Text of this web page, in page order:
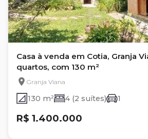
Casa à venda em Cotia, Granja
quartos, com 130 m²
Granja Viana
130 m² 4 (2 suítes) 1
R$ 1.400.000